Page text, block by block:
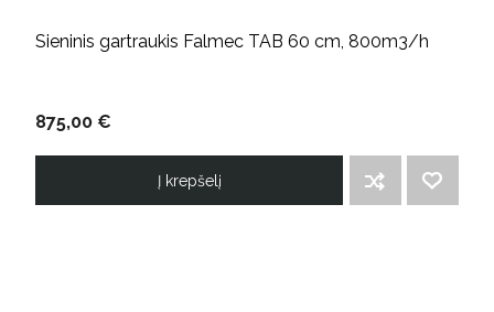
Sieninis gartraukis Falmec TAB 60 cm, 800m3/h
875,00 €
Į krepšelį